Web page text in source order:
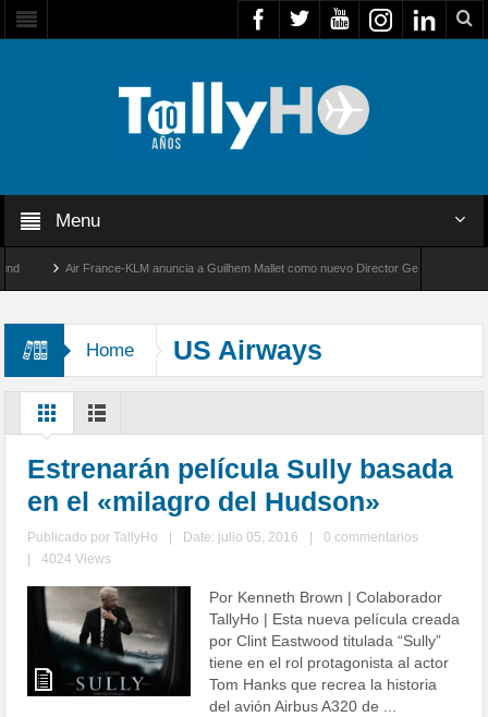
Menu
Air France-KLM anuncia a Guilhem Mallet como nuevo Director General para
Home US Airways
Estrenarán película Sully basada
en el «milagro del Hudson»
Publicado porTallyHo Date: julio 05, 2016
0 commentarios
4024 Views
Por Kenneth Brown | Colaborador
TallyHo | Esta nueva película creada
por Clint Eastwood titulada “Sully”
tiene en el rol protagonista al actor
Tom Hanks que recrea la historia
del avión Airbus A320 de ...